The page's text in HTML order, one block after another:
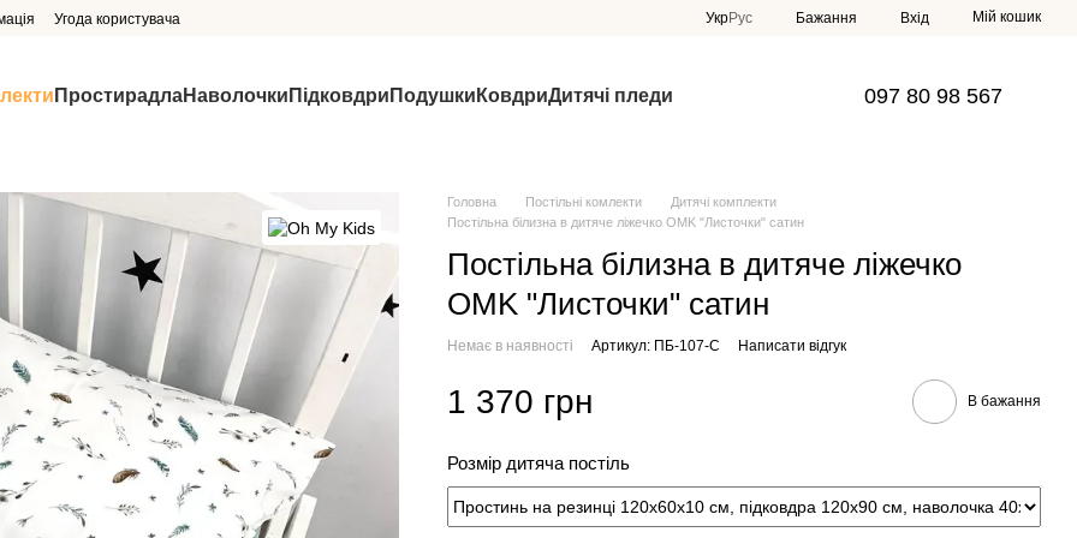
Угода користувача УкрРус Бажання Вхід Мій кошик
ПростирадлаНаволочки Підковдри Подушки КовдриДитячі пледи 097 80 98 567
Головна Постільні комлекти
Дитячі комплекти
Постільна білизна в дитяче ліжечко OMK "Листочки" сатин
Постільна білизна в дитяче ліжечко
OMK "Листочки" сатин
Немає в наявності Артикул: ПБ-107-С Написати відгук
1 370 грн В бажання
Розмір дитяча постіль